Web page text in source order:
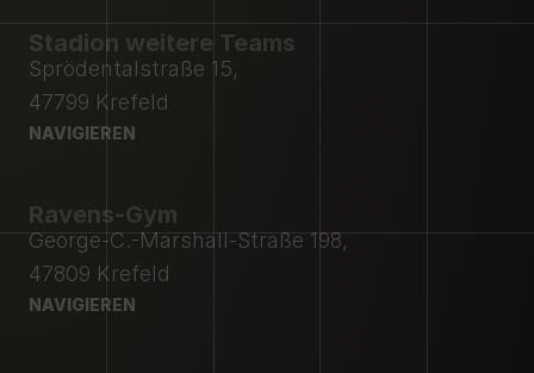
Stadion weitere Teams
Sprödentalstraße 15,
47799 Krefeld
NAVIGIEREN
Ravens-Gym
George-C.-Marshall-Straße 198,
47809 Krefeld
NAVIGIEREN